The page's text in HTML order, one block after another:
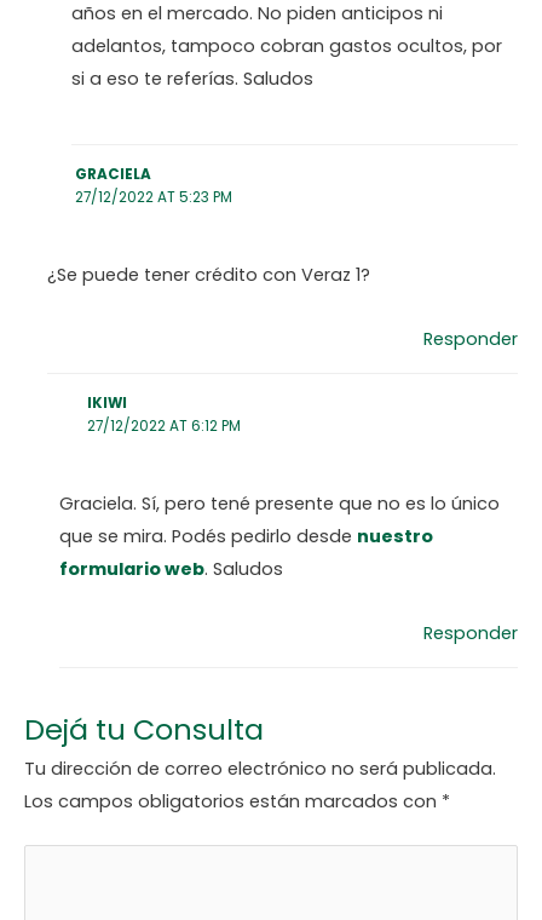
años en el mercado. No piden anticipos ni
adelantos, tampoco cobran gastos ocultos, por
si a eso te referías. Saludos
GRACIELA
27/12/2022 AT 5:23 PM
¿Se puede tener crédito con Veraz 1?
Responder
IKIWI
27/12/2022 AT 6:12 PM
Graciela. Sí, pero tené presente que no es lo único
que se mira. Podés pedirlo desde nuestro
formulario web. Saludos
Responder
Dejá tu Consulta
Tu dirección de correo electrónico no será publicada.
Los campos obligatorios están marcados con *